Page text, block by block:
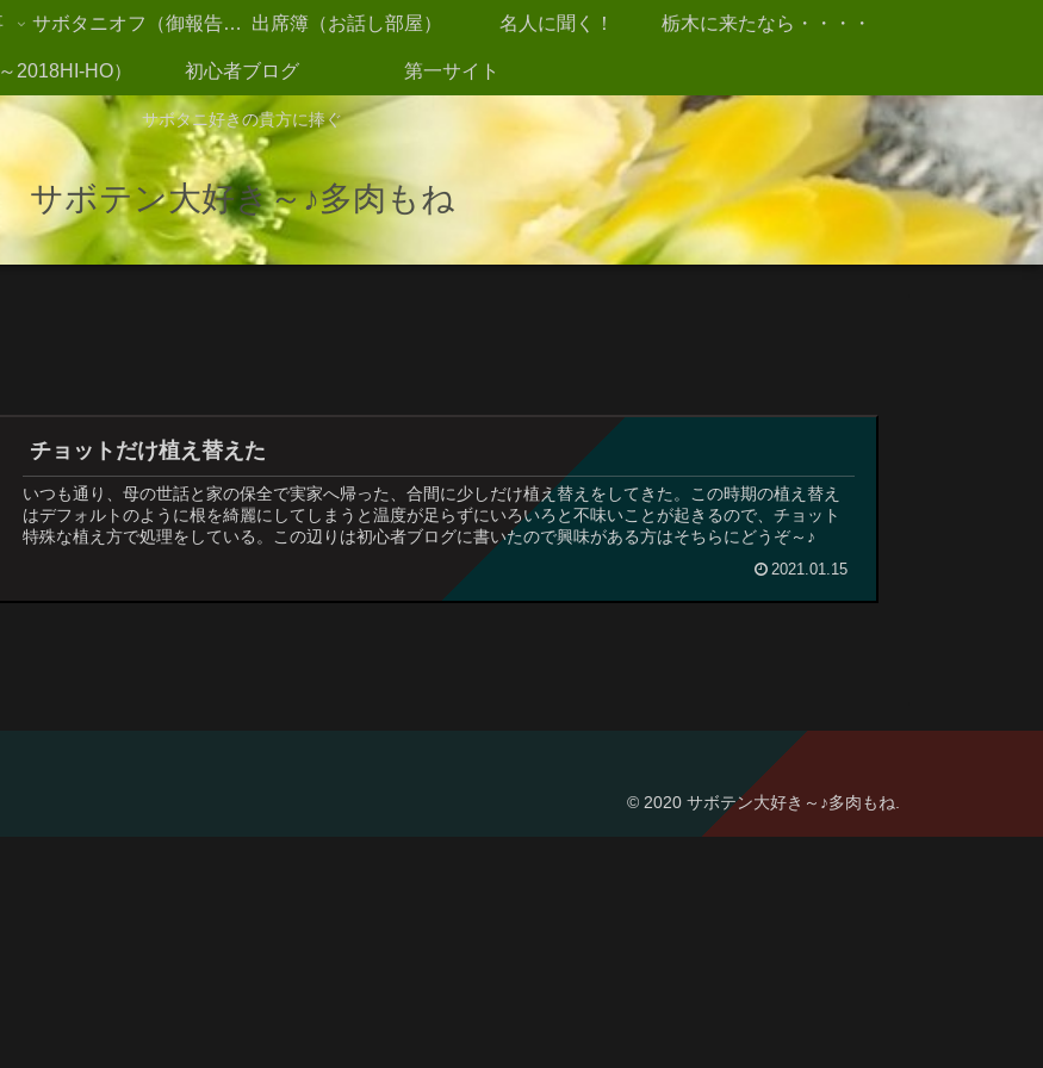
サボタニ好きの貴方に捧ぐ
サボテン大好き～♪多肉もね
サボタニオフ（御報告2021～） 出席簿（お話し部屋） 名人に聞く！ 栃木に来たなら・・・・
2018HI-HO） 初心者ブログ 第一サイト
チョットだけ植え替えた
いつも通り、母の世話と家の保全で実家へ帰った、合間に少しだけ植え替えをしてきた。この時期の植え替え
はデフォルトのように根を綺麗にしてしまうと温度が足らずにいろいろと不味いことが起きるので、チョット
特殊な植え方で処理をしている。この辺りは初心者ブログに書いたので興味がある方はそちらにどうぞ～♪
2021.01.15
© 2020 サボテン大好き～♪多肉もね.